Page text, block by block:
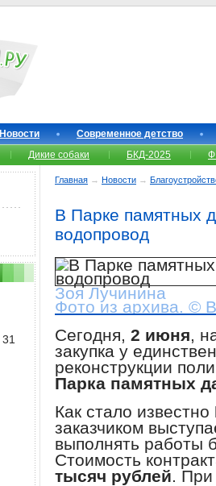
Новости
Современное детство
Дикие собаки БКД-2025
Главная → Новости →
В Парке памятных
водопровод
Зоя Лучинина
Фото из архива. ©
Сегодня, 2 июня,
закупка у
реконструкции
Парка памятных
Как стало известно
заказчиком
выполнять работы
Стоимость
тысяч рублей. При
31